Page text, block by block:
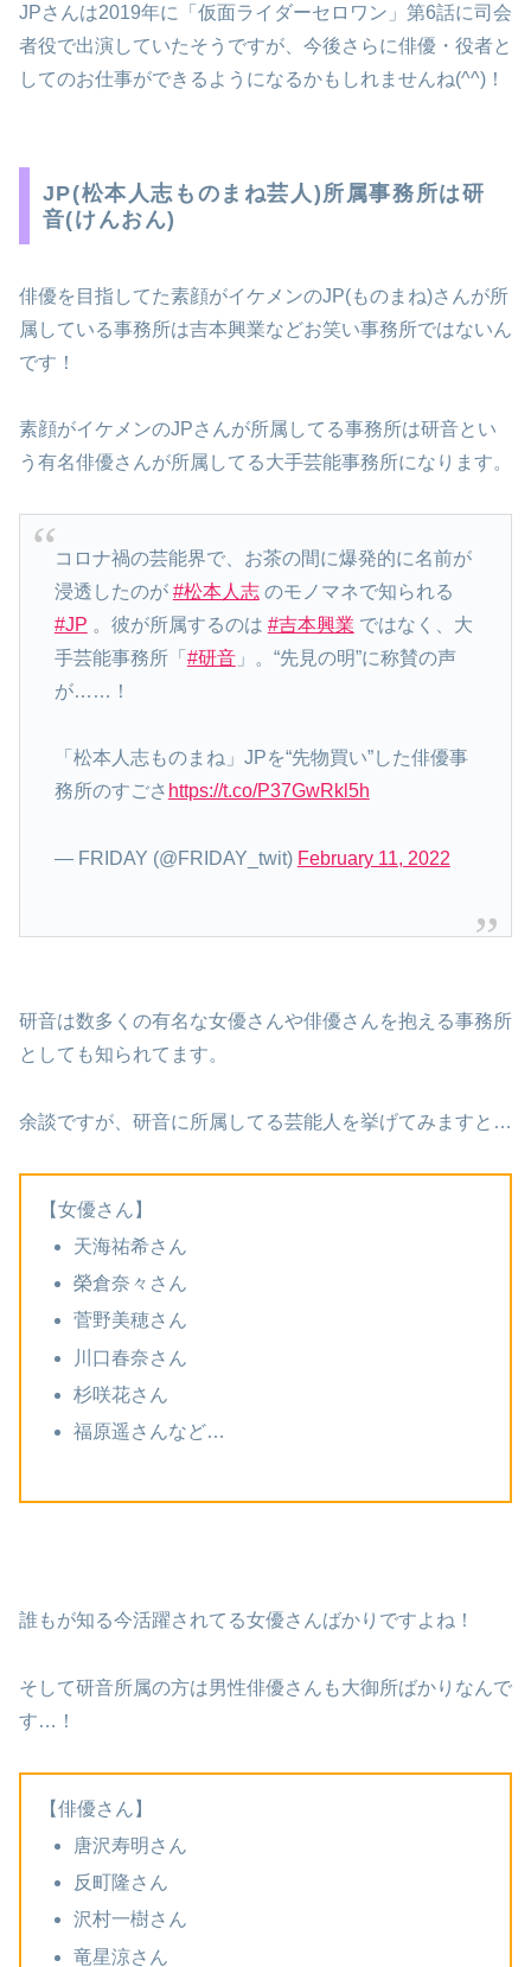
JPさんは2019年に「仮面ライダーセロワン」第6話に司会
者役で出演していたそうですが、今後さらに俳優・役者と
してのお仕事ができるようになるかもしれませんね(^^)！
JP(松本人志ものまね芸人)所属事務所は研
音(けんおん)
俳優を目指してた素顔がイケメンのJP(ものまね)さんが所
属している事務所は吉本興業などお笑い事務所ではないん
です！
素顔がイケメンのJPさんが所属してる事務所は研音とい
う有名俳優さんが所属してる大手芸能事務所になります。
コロナ禍の芸能界で、お茶の間に爆発的に名前が
浸透したのが #松本人志のモノマネで知られる
#JP 。彼が所属するのは #吉本興業 ではなく、大
手芸能事務所「 #研音」。“先見の明”に称賛の声
が……！
「松本人志ものまね」JPを“先物買い”した俳優事
務所のすごさ https://t.co/P37GwRkl5h
— FRIDAY (@FRIDAY_twit) February 11, 2022
研音は数多くの有名な女優さんや俳優さんを抱える事務所
としても知られてます。
余談ですが、研音に所属してる芸能人を挙げてみますと…
【女優さん】
天海祐希さん
榮倉奈々さん
菅野美穂さん
川口春奈さん
杉咲花さん
福原遥さんなど…
誰もが知る今活躍されてる女優さんばかりですよね！
そして研音所属の方は男性俳優さんも大御所ばかりなんで
す…！
【俳優さん】
唐沢寿明さん
反町隆さん
沢村一樹さん
竜星涼さん